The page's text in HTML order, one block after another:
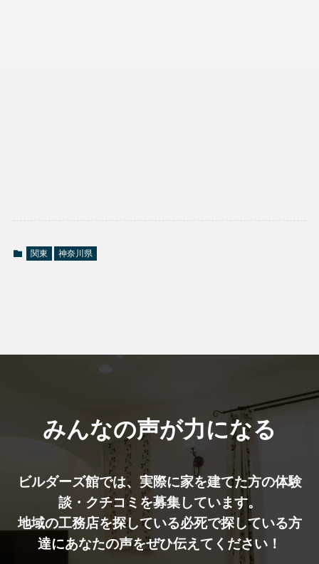
関東 神奈川県
みんなの声が力になる
ビルダーズ館では、実際に家を建てた⽅の体験
談・クチコミを募集しています。
地域の工務店を探している必死で探している方
達にあなたの声をぜひ伝えてください！